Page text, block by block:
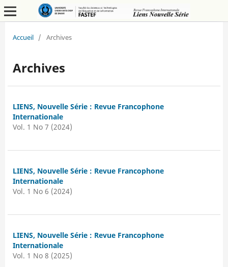
Accueil / Archives
Archives
LIENS, Nouvelle Série : Revue Francophone
Internationale
Vol. 1 No 7 (2024)
LIENS, Nouvelle Série : Revue Francophone
Internationale
Vol. 1 No 6 (2024)
LIENS, Nouvelle Série : Revue Francophone
Internationale
Vol. 1 No 8 (2025)